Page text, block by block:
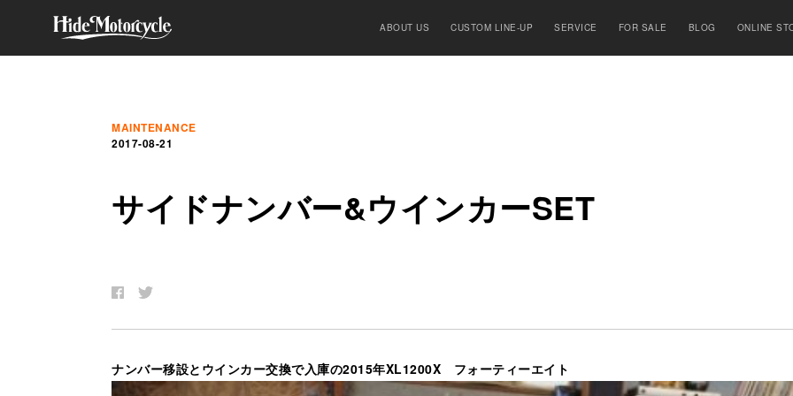
ABOUT US CUSTOM LINE-UP SERVICE FOR SALE BLOG ONLINE
MAINTENANCE
2017-08-21
サイ ドナンバー&ウインカーSET
ナンバー移設とウインカー交換で入庫の2015年XL1200X フォーティーエイト